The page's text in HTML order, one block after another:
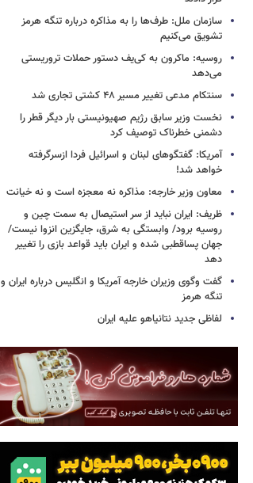
سازمان ملل: طرف‌ها را به مذاکره درباره تنگه هرمز
تشویق می‌کنیم
روسیه: ماکرون به کی‌یف دستور حملات تروریستی
می‌دهد
سنتکام مدعی تغییر مسیر ۴۸ کشتی تجاری شد
نخست وزیر سابق رژیم صهیونیستی بار دیگر قطر را
دشمنی خطرناک توصیف کرد
آمریکا: گفتگوهای لبنان و اسرائیل فردا ازسرگرفته
خواهد شد!
معاون وزیر خارجه: مذاکره نه معجزه است و نه خیانت
ظریف: ایران نباید از سر استیصال به سمت چین و
روسیه برود/ وابستگی به شرق، جایگزین انزوا نیست/
جهان پساقطبی شده و ایران باید قواعد بازی را تغییر
دهد
گفت وگوی وزیران خارجه آمریکا و انگلیس درباره ایران و
تنگه هرمز
لفاظی جدید نتانیاهو علیه ایران